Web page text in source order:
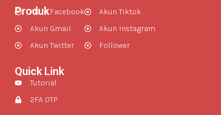
Produk
Akun Facebook
Akun Gmail
Akun Twitter
Akun Tiktok
Akun Instagram
Follower
Quick Link
Tutorial
2FA OTP